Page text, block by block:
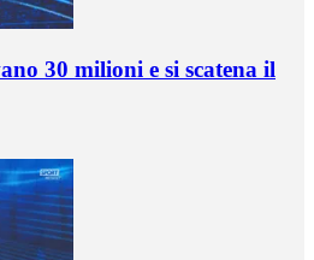
30 milioni e si scatena il